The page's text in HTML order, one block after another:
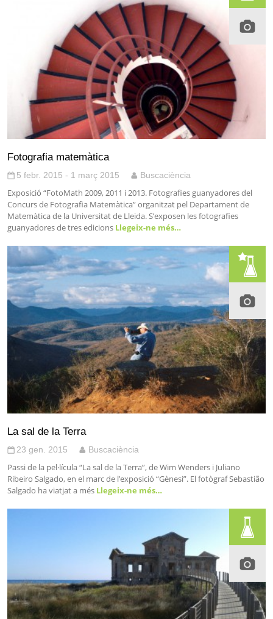
Fotografia matemàtica
5 febr. 2015 - 1 març 2015 Buscaciència
Exposició “FotoMath 2009, 2011 i 2013. Fotografies guanyadores del
Concurs de Fotografia Matemàtica” organitzat pel Departament de
Matemàtica de la Universitat de Lleida. S’exposen les fotografies
guanyadores de tres edicions Llegeix-ne més…
La sal de la Terra
23 gen. 2015 Buscaciència
Passi de la pel·lícula “La sal de la Terra”, de Wim Wenders i Juliano
Ribeiro Salgado, en el marc de l’exposició “Gènesi”. El fotògraf Sebastião
Salgado ha viatjat a més Llegeix-ne més…